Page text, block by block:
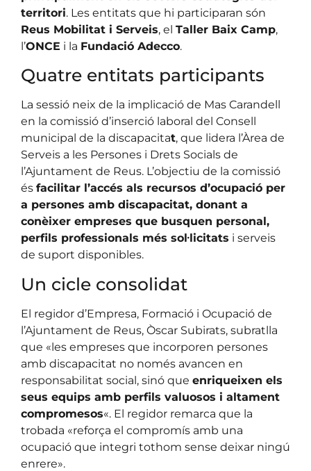
territori. Les entitats que hi participaran són
Reus Mobilitat i Serveis, el Taller Baix Camp,
l’ONCE i la Fundació Adecco.
Quatre entitats participants
La sessió neix de la implicació de Mas Carandell
en la comissió d’inserció laboral del Consell
municipal de la discapacitat, que lidera l’Àrea de
Serveis a les Persones i Drets Socials de
l’Ajuntament de Reus. L’objectiu de la comissió
és facilitar l’accés als recursos d’ocupació per
a persones amb discapacitat, donant a
conèixer empreses que busquen personal,
perfils professionals més sol·licitats i serveis
de suport disponibles.
Un cicle consolidat
El regidor d’Empresa, Formació i Ocupació de
l’Ajuntament de Reus, Òscar Subirats, subratlla
que «les empreses que incorporen persones
amb discapacitat no només avancen en
responsabilitat social, sinó que enriqueixen els
seus equips amb perfils valuosos i altament
compromesos«. El regidor remarca que la
trobada «reforça el compromís amb una
ocupació que integri tothom sense deixar ningú
enrere».